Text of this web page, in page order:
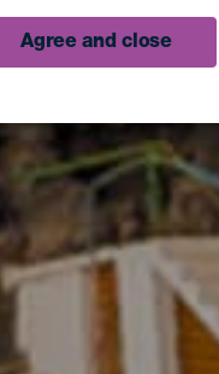
Agree and close